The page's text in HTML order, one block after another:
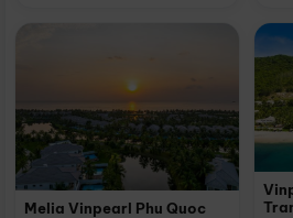
Melia Vinpearl Phu Quoc